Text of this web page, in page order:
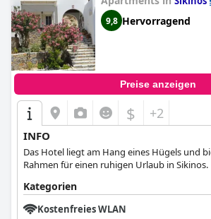
9,8 Hervorragend
Preise anzeigen
$ +2
INFO
Das Hotel liegt am Hang eines Hügels und
Rahmen für einen ruhigen Urlaub in Sikinos.
Kategorien
Kostenfreies WLAN